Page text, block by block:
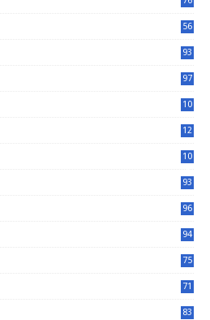
56
93
97
10
12
10
93
96
94
75
71
83